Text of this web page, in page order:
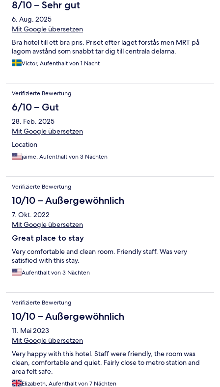
8/10 – Sehr gut
6. Aug. 2025
Mit Google übersetzen
Bra hotel till ett bra pris. Priset efter läget förstås men MRT på
lagom avstånd som snabbt tar dig till centrala delarna.
Victor, Aufenthalt von 1 Nacht
Verifizierte Bewertung
6/10 – Gut
28. Feb. 2025
Mit Google übersetzen
Location
jaime, Aufenthalt von 3 Nächten
Verifizierte Bewertung
10/10 – Außergewöhnlich
7. Okt. 2022
Mit Google übersetzen
Great place to stay
Very comfortable and clean room. Friendly staff. Was very
satisfied with this stay.
Aufenthalt von 3 Nächten
Verifizierte Bewertung
10/10 – Außergewöhnlich
11. Mai 2023
Mit Google übersetzen
Very happy with this hotel. Staff were friendly, the room was
clean, comfortable and quiet. Fairly close to metro station and
area felt safe.
Elizabeth, Aufenthalt von 7 Nächten